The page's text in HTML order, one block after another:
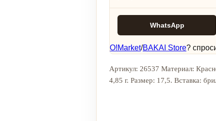
WhatsApp
O!Market/BAKAI Store?
Артикул: 26537 Материал:
4,85 г. Размер: 17,5. Вставка: